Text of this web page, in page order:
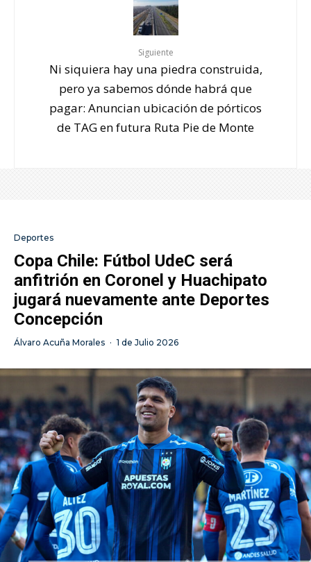
Siguiente
Ni siquiera hay una piedra construida,
pero ya sabemos dónde habrá que
pagar: Anuncian ubicación de pórticos
de TAG en futura Ruta Pie de Monte
Deportes
Copa Chile: Fútbol UdeC será
anfitrión en Coronel y Huachipato
jugará nuevamente ante Deportes
Concepción
Álvaro Acuña Morales · 1 de Julio 2026